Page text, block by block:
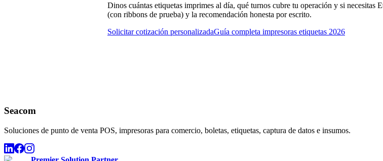
Dinos cuántas etiquetas imprimes al día, qué turnos cubre tu operación y si necesitas
(con ribbons de prueba) y la recomendación honesta por escrito.
Solicitar cotización personalizadaGuía completa impresoras etiquetas 2026
Seacom
Soluciones de punto de venta POS, impresoras para comercio, boletas, etiquetas, captura de datos e insumos.